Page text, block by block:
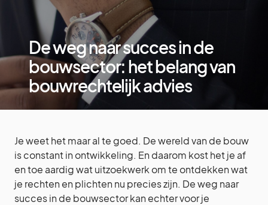
De weg naar succes in de
bouwsector: het belang van
bouwrechtelijk advies
Je weet het maar al te goed. De wereld van de bouw
is constant in ontwikkeling. En daarom kost het je af
en toe aardig wat uitzoekwerk om te ontdekken wat
je rechten en plichten nu precies zijn. De weg naar
succes in de bouwsector kan echter voor je